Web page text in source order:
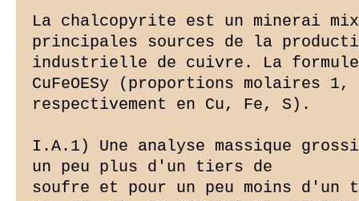
La chalcopyrite est un minerai
principales sources de la
industrielle de cuivre. La
CuFeOESy (proportions molaires
respectivement en Cu, Fe, S).
I.A.1) Une analyse massique
un peu plus d'un tiers de
soufre et pour un peu moins